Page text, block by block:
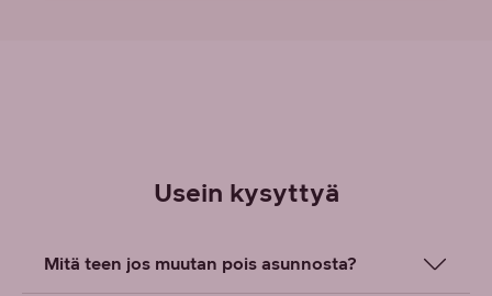
Usein kysyttyä
Mitä teen jos muutan pois asunnosta?